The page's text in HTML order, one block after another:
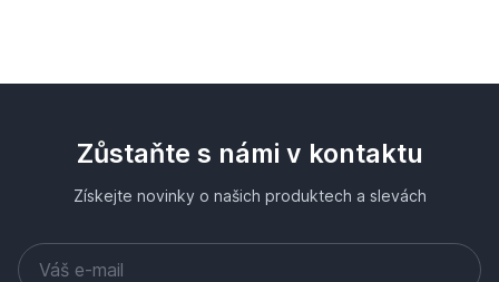
Zůstaňte s námi v kontaktu
Získejte novinky o našich produktech a slevách